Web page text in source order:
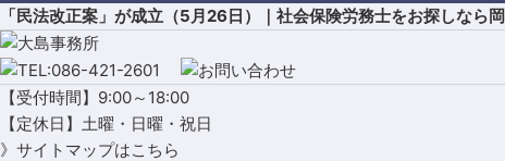
「民法改正案」が成立（5月26日）｜社会保険労務士をお探しなら
【受付時間】9:00～18:00
【定休日】土曜・日曜・祝日
》サイトマップはこちら